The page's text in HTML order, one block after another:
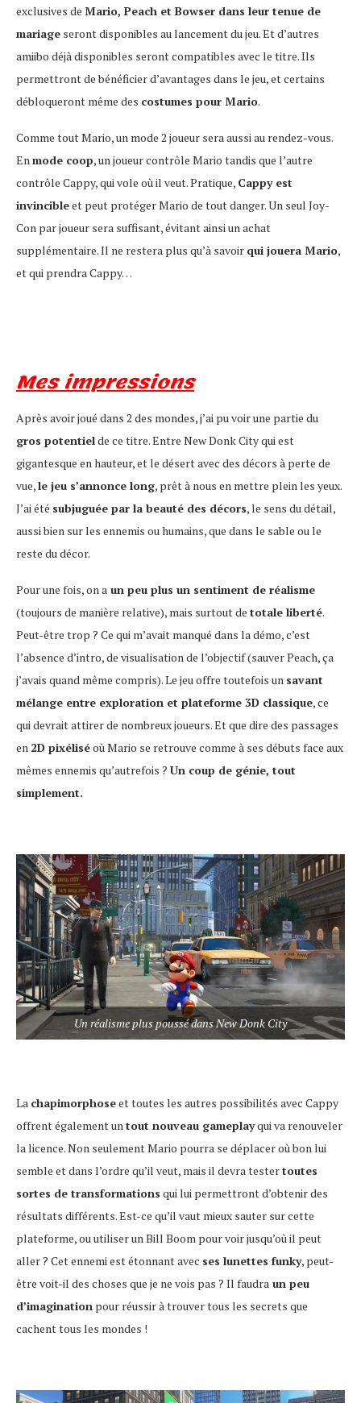
exclusives de Mario, Peach et Bowser dans leur tenue de
mariage seront disponibles au lancement du jeu. Et d’autres
amiibo déjà disponibles seront compatibles avec le titre. Ils
permettront de bénéficier d’avantages dans le jeu, et certains
débloqueront même des costumes pour Mario.
Comme tout Mario, un mode 2 joueur sera aussi au rendez-vous.
Enmode coop, un joueur contrôle Mario tandis que l’autre
contrôle Cappy, qui vole où il veut. Pratique, Cappy est
invincibleet peut protéger Mario de tout danger. Un seul Joy-
Con par joueur sera suffisant, évitant ainsi un achat
supplémentaire. Il ne restera plus qu’à savoir qui jouera Mario,
et qui prendra Cappy…
Mes impressions
Après avoir joué dans 2 des mondes, j’ai pu voir une partie du
gros potentielde ce titre. Entre New Donk City qui est
gigantesque en hauteur, et le désert avec des décors à perte de
vue,le jeu s’annonce long, prêt à nous en mettre plein les yeux.
J’ai été subjuguée par la beauté des décors, le sens du détail,
aussi bien sur les ennemis ou humains, que dans le sable ou le
reste du décor.
Pour une fois, on a un peu plus un sentiment de réalisme
(toujours de manière relative), mais surtout de totale liberté.
Peut-être trop ? Ce qui m’avait manqué dans la démo, c’est
l’absence d’intro, de visualisation de l’objectif (sauver Peach, ça
j’avais quand même compris). Le jeu offre toutefois un savant
mélange entre exploration et plateforme 3D classique, ce
qui devrait attirer de nombreux joueurs. Et que dire des passages
en 2D pixéliséoù Mario se retrouve comme à ses débuts face aux
mêmes ennemis qu’autrefois ? Un coup de génie, tout
simplement.
Un réalisme plus poussé dans New Donk City
La chapimorphoseet toutes les autres possibilités avec Cappy
offrent également un tout nouveau gameplayqui va renouveler
la licence. Non seulement Mario pourra se déplacer où bon lui
semble et dans l’ordre qu’il veut, mais il devra testertoutes
sortes de transformations qui lui permettront d’obtenir des
résultats différents. Est-ce qu’il vaut mieux sauter sur cette
plateforme, ou utiliser un Bill Boom pour voir jusqu’où il peut
aller ? Cet ennemi est étonnant avec ses lunettes funky, peut-
être voit-il des choses que je ne vois pas ? Il faudra un peu
d’imagination pour réussir à trouver tous les secrets que
cachent tous les mondes !